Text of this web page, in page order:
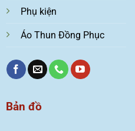
Phụ kiện
Áo Thun Đồng Phục
Bản đồ